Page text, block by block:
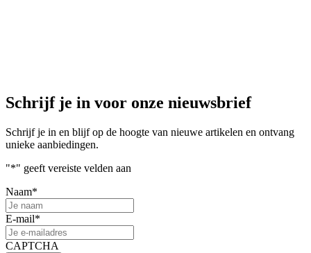
Schrijf je in voor onze nieuwsbrief
Schrijf je in en blijf op de hoogte van nieuwe artikelen en ontvang
unieke aanbiedingen.
"*" geeft vereiste velden aan
Naam*
E-mail*
CAPTCHA